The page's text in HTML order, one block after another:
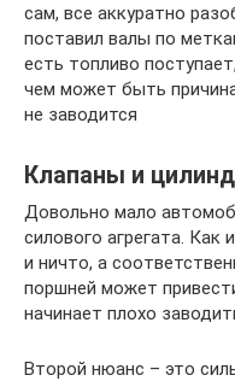
сам, все аккуратно
поставил валы по
есть топливо
чем может быть
не заводится
Клапаны и
Довольно мало
силового агрегата. Как
и ничто, а
поршней может
начинает плохо
Второй нюанс – это